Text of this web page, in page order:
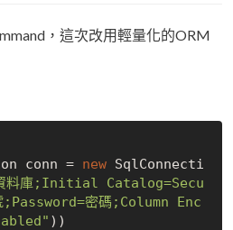
，這次改用輕量化的ORM
conn = new SqlConnecti
料庫;Initial Catalog=Secu
密碼;Column Enc
) )